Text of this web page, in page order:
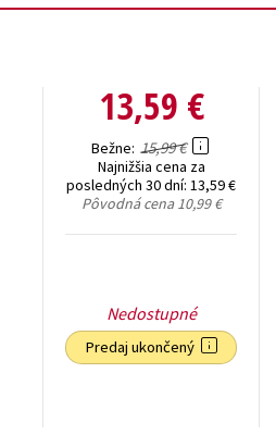
13,59 €
Bežne 15,99 €
Najnižšia cena za
posledných 30 dní: 13,59 €
Pôvodná cena10,99 €
Nedostupné
Predaj ukončený